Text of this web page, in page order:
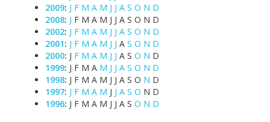
2009: J F M A M J J A S O N D
2008: J F M A M J J A S O N D
2002: J F M A M J J A S O N D
2001: J F M A M J J A S O N D
2000: J F M A M J J A S O N D
1999: J F M A M J J A S O N D
1998: J F M A M J J A S O N D
1997: J F M A M J J A S O N D
1996: J F M A M J J A S O N D